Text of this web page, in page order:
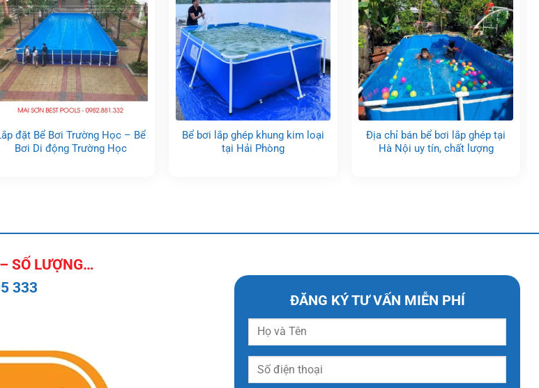
đặt Bể Bơi Trường Học – Bể
Bơi Di động Trường Học
Bể bơi lắp ghép khung kim loại
tại Hải Phòng
Địa chỉ bán bể bơi lắp ghép tại
Hà Nội uy tín, chất lượng
SỐ LƯỢNG…
333
ĐĂNG KÝ TƯ VẤN MIỄN PHÍ